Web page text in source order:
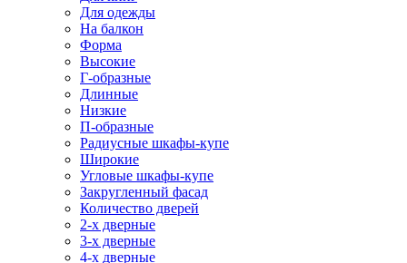
Для одежды
На балкон
Форма
Высокие
Г-образные
Длинные
Низкие
П-образные
Радиусные шкафы-купе
Широкие
Угловые шкафы-купе
Закругленный фасад
Количество дверей
2-х дверные
3-х дверные
4-х дверные